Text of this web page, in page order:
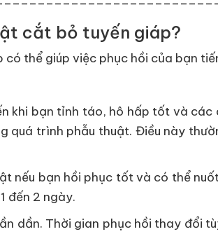
cắt bỏ tuyến giáp?
thể giúp việc phục hồi của bạn
khi bạn tỉnh táo, hô hấp tốt và các
trình phẫu thuật. Điều này
nếu bạn hồi phục tốt và có thể
đến 2 ngày.
dần. Thời gian phục hồi thay đổi